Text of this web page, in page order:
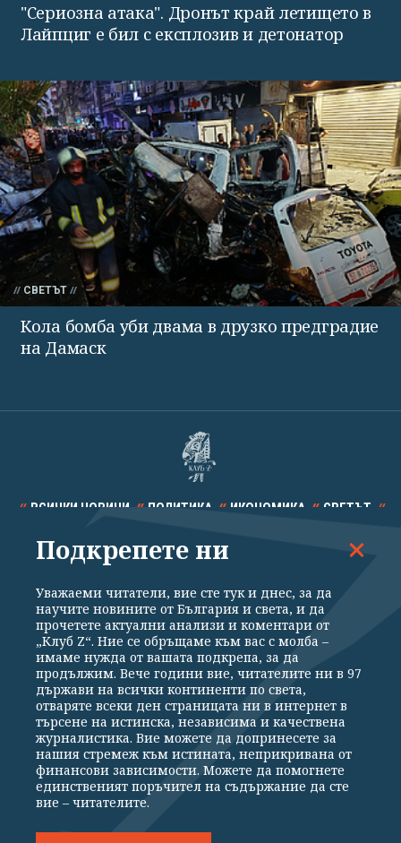
"Сериозна атака". Дронът край летището в
Лайпциг е бил с експлозив и детонатор
СВЕТЪТ
Кола бомба уби двама в друзко предградие
на Дамаск
ВСИЧКИ НОВИНИ ПОЛИТИКА ИКОНОМИКА СВЕТЪТ
СПОРТ КУЛТУРА ТЕХНОЛОГИИ КАЛЕЙДОСКОП
Общи условия
Политика за поверителност
Реклама
Партньори Контакти
За Клуб Z
Екип
Подкрепете ни
Издател на www.clubz.bg е „Клуб Зебра Медия“ ЕООД, София, ул. "Алеко
Константинов" 3. Всички права запазени 2026 „Клуб Зебра Медия“
Препечатването на материали, снимки и видео от www.clubz.bg без
Подкрепете ни
Уважаеми читатели, вие сте тук и днес, за да
научите новините от България и света, и да
прочетете актуални анализи и коментари от
„Клуб Z“. Ние се обръщаме към вас с молба –
имаме нужда от вашата подкрепа, за да
продължим. Вече години вие, читателите ни в 97
държави на всички континенти по света,
отваряте всеки ден страницата ни в интернет в
търсене на истинска, независима и качествена
журналистика. Вие можете да допринесете за
нашия стремеж към истината, неприкривана от
финансови зависимости. Можете да помогнете
единственият поръчител на съдържание да сте
вие – читателите.